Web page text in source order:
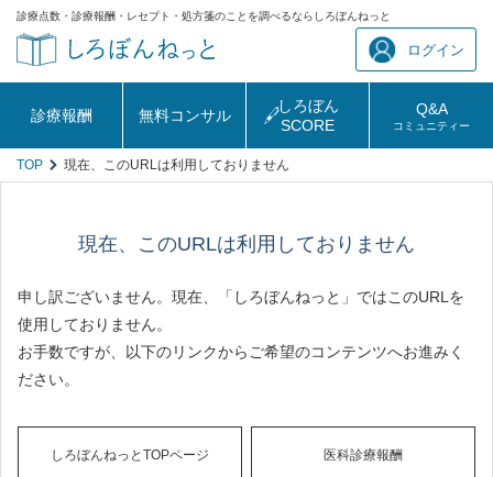
診療点数・診療報酬・レセプト・処方箋のことを調べるならしろぼんねっと
ログイン
診療報酬 無料コンサル
しろぼん
SCORE
Q&A
コミュニティー
TOP 現在、このURLは利用しておりません
現在、このURLは利用しておりません
申し訳ございません。現在、「しろぼんねっと」ではこのURLを
使用しておりません。
お手数ですが、以下のリンクからご希望のコンテンツへお進みく
ださい。
しろぼんねっとTOPページ 医科診療報酬